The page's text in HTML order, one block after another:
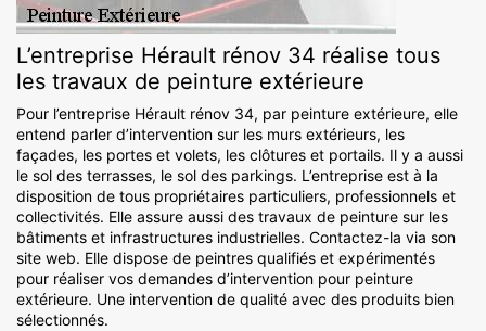
L’entreprise Hérault rénov 34 réalise tous
les travaux de peinture extérieure
Pour l’entreprise Hérault rénov 34, par peinture extérieure, elle
entend parler d’intervention sur les murs extérieurs, les
façades, les portes et volets, les clôtures et portails. Il y a aussi
le sol des terrasses, le sol des parkings. L’entreprise est à la
disposition de tous propriétaires particuliers, professionnels et
collectivités. Elle assure aussi des travaux de peinture sur les
bâtiments et infrastructures industrielles. Contactez-la via son
site web. Elle dispose de peintres qualifiés et expérimentés
pour réaliser vos demandes d’intervention pour peinture
extérieure. Une intervention de qualité avec des produits bien
sélectionnés.